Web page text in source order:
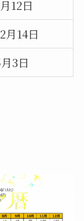
12日
月14日
3日